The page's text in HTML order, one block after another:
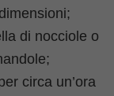
di nocciole o
circa un’ora